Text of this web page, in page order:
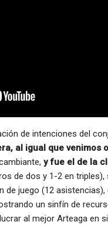
de intenciones del
al igual que venimos
y fue el de la
de dos y 1-2 en
de juego (12
un sinfín de
al mejor Arteaga en